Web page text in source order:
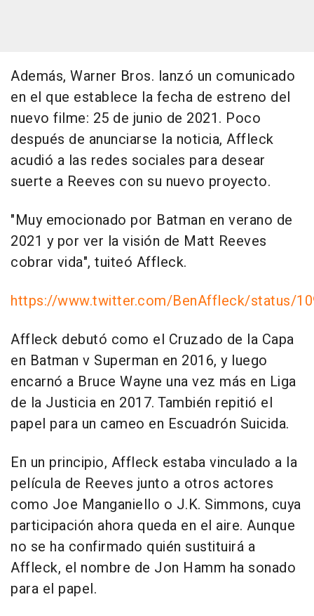
Además, Warner Bros. lanzó un comunicado
en el que establece la fecha de estreno del
nuevo filme: 25 de junio de 2021. Poco
después de anunciarse la noticia, Affleck
acudió a las redes sociales para desear
suerte a Reeves con su nuevo proyecto.
"Muy emocionado por Batman en verano de
2021 y por ver la visión de Matt Reeves
cobrar vida", tuiteó Affleck.
https://www.twitter.com/BenAffleck/status/
Affleck debutó como el Cruzado de la Capa
en Batman v Superman en 2016, y luego
encarnó a Bruce Wayne una vez más en Liga
de la Justicia en 2017. También repitió el
papel para un cameo en Escuadrón Suicida.
En un principio, Affleck estaba vinculado a la
película de Reeves junto a otros actores
como Joe Manganiello o J.K. Simmons, cuya
participación ahora queda en el aire. Aunque
no se ha confirmado quién sustituirá a
Affleck, el nombre de Jon Hamm ha sonado
para el papel.